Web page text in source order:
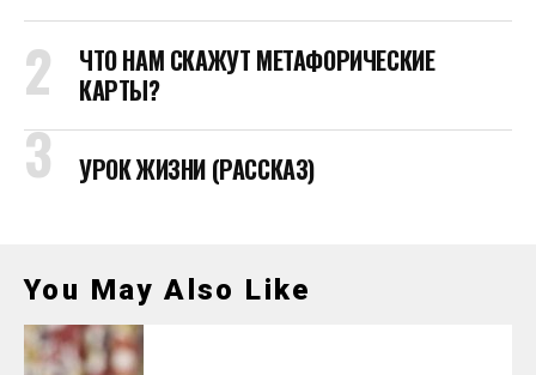
ЧТО НАМ СКАЖУТ МЕТАФОРИЧЕСКИЕ
КАРТЫ?
УРОК ЖИЗНИ (РАССКАЗ)
You May Also Like